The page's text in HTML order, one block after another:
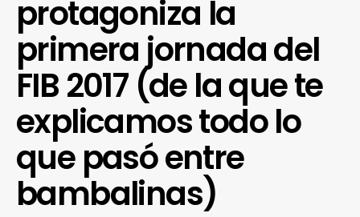
protagoniza la
primera jornada del
FIB 2017 (de la que te
explicamos todo lo
que pasó entre
bambalinas)